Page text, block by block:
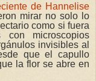
de Hannelise
mirar no solo lo
como si fuera
con microscopios
invisibles al
que el capullo
la flor se abre en